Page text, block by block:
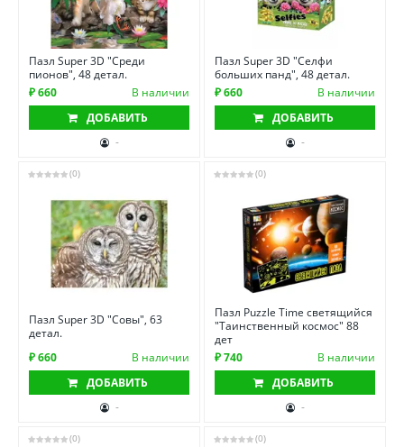
Пазл Super 3D "Среди
пионов", 48 детал.
₽ 660
В наличии
ДОБАВИТЬ
-
Пазл Super 3D "Селфи
больших панд", 48 детал.
₽ 660
В наличии
ДОБАВИТЬ
-
(0)
Пазл Super 3D "Совы", 63
детал.
₽ 660
В наличии
ДОБАВИТЬ
-
(0)
Пазл Puzzle Time светящийся
"Таинственный космос" 88
дет
₽ 740
В наличии
ДОБАВИТЬ
-
(0) (0)